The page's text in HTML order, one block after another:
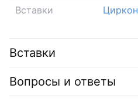
Вставки
Циркон
Вставки
Вопросы и ответы